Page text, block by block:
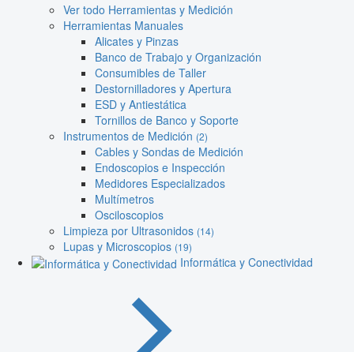
Ver todo Herramientas y Medición
Herramientas Manuales
Alicates y Pinzas
Banco de Trabajo y Organización
Consumibles de Taller
Destornilladores y Apertura
ESD y Antiestática
Tornillos de Banco y Soporte
Instrumentos de Medición (2)
Cables y Sondas de Medición
Endoscopios e Inspección
Medidores Especializados
Multímetros
Osciloscopios
Limpieza por Ultrasonidos (14)
Lupas y Microscopios (19)
Informática y Conectividad